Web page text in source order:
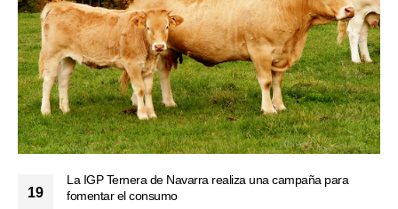
19
La IGP Ternera de Navarra realiza una campaña para
fomentar el consumo